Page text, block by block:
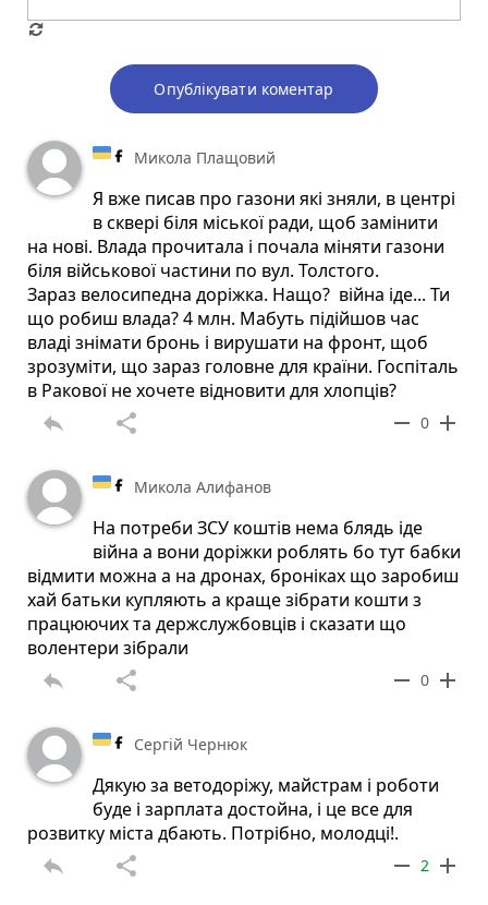
Опублікувати коментар
Микола Плащовий
Я вже писав про газони які зняли, в центрі
в сквері біля міської ради, щоб замінити
на нові. Влада прочитала і почала міняти газони
біля військової частини по вул. Толстого.
Зараз велосипедна доріжка. Нащо? війна іде... Ти
що робиш влада? 4 млн. Мабуть підійшов час
владі знімати бронь і вирушати на фронт, щоб
зрозуміти, що зараз головне для країни. Госпіталь
в Ракової не хочете відновити для хлопців?
reply share remove 0 add
Микола Алифанов
На потреби ЗСУ коштів нема блядь іде
війна а вони доріжки роблять бо тут бабки
відмити можна а на дронах, броніках що заробиш
хай батьки купляють а краще зібрати кошти з
працюючих та держслужбовців і сказати що
волентери зібрали
reply share remove 0 add
Сергій Чернюк
Дякую за ветодоріжу, майстрам і роботи
буде і зарплата достойна, і це все для
розвитку міста дбають. Потрібно, молодці!.
reply share remove 2 add